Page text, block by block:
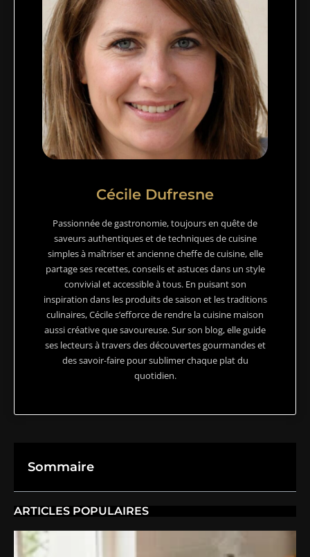
Cécile Dufresne
Passionnée de gastronomie, toujours en quête de
saveurs authentiques et de techniques de cuisine
simples à maîtriser et ancienne cheffe de cuisine, elle
partage ses recettes, conseils et astuces dans un style
convivial et accessible à tous. En puisant son
inspiration dans les produits de saison et les traditions
culinaires, Cécile s’efforce de rendre la cuisine maison
aussi créative que savoureuse. Sur son blog, elle guide
ses lecteurs à travers des découvertes gourmandes et
des savoir-faire pour sublimer chaque plat du
quotidien.
Sommaire
ARTICLES POPULAIRES